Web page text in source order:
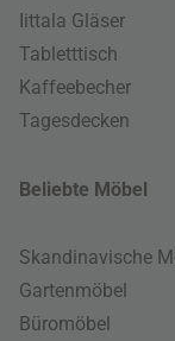
Iittala Gläser
Tabletttisch
Kaffeebecher
Tagesdecken
Beliebte Möbel
Skandinavische
Gartenmöbel
Büromöbel